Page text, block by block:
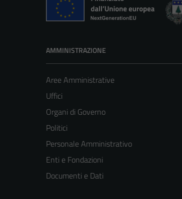
AMMINISTRAZIONE
Aree Amministrative
Uffici
Organi di Governo
Politici
Personale Amministrativo
Enti e Fondazioni
Documenti e Dati